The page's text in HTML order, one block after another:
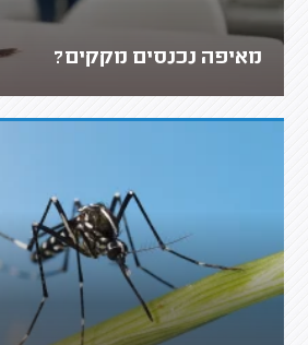
מאיפה נכנסים מקקים?